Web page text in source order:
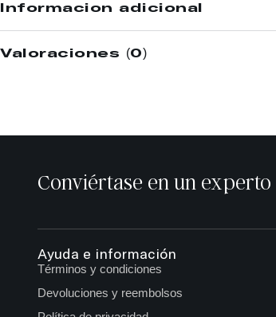
Información adicional
Valoraciones (0)
Conviértase en un experto
Ayuda e información
Términos y condiciones
Devoluciones y reembolsos